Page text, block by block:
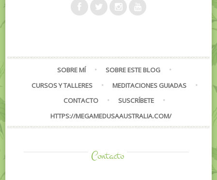
SOBRE MÍ
SOBRE ESTE BLOG
CURSOS Y TALLERES
MEDITACIONES GUIADAS
CONTACTO
SUSCRÍBETE
HTTPS://MEGAMEDUSAAUSTRALIA.COM/
Contacto